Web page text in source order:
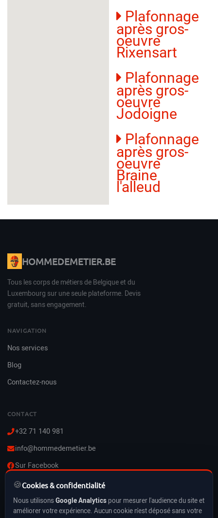
🍪Cookies & confidentialité
Nous utilisonsGoogle Analytics pour mesurer l'audience du site et
améliorer votre expérience. Aucun cookie n'est déposé sans votre
Plafonnage
après gros-
oeuvre
Rixensart
Plafonnage
après gros-
oeuvre
Jodoigne
Plafonnage
après gros-
oeuvre
Braine
l'alleud
HOMMEDEMETIER.BE
Tous les corps de métiers de Belgique et du
Luxembourg sur une seule plateforme. Devis
gratuit, sans engagement.
NAVIGATION
Nos services
Blog
Contactez-nous
CONTACT
+32 71 140 981
info@hommedemetier.be
Sur Facebook
Lun–Ven : 8h–21h
Vacances & jours fériés inclus